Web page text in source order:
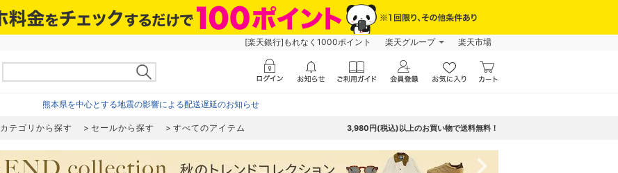
[楽天銀行]もれなく1000ポイント 楽天グループ 楽天市場
熊本県を中心とする地震の影響による配送遅延のお知らせ
カテゴリから探す セールから探す すべてのアイテム 3,980円(税込)以上のお買い物で送料無料！
navigate_next